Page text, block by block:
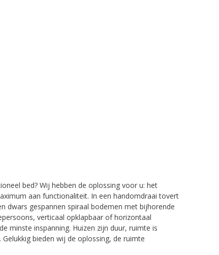
bed? Wij hebben de oplossing voor u: het
aan functionaliteit. In een handomdraai tovert
dwars gespannen spiraal bodemen met bijhorende
verticaal opklapbaar of horizontaal
minste inspanning. Huizen zijn duur, ruimte is
bieden wij de oplossing, de ruimte